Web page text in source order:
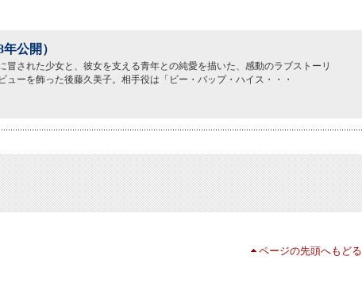
公開）
冒された少女と、彼女を支える青年との純愛を描いた、感動のラブストーリ
ューを飾った後藤久美子。相手役は「ビー・バップ・ハイス・・・
ページの先頭へもどる